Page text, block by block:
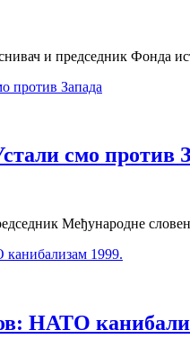
и председник Фонда
смо против
Међународне
НАТО